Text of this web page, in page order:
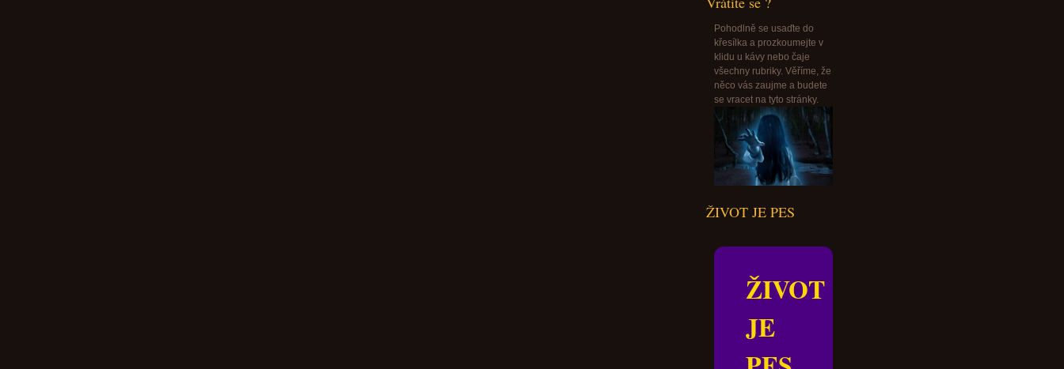
Pohodlně se usaďte do
křesílka a prozkoumejte v
klidu u kávy nebo čaje
všechny rubriky. Věříme, že
něco vás zaujme a budete
se vracet na tyto stránky.
ŽIVOT JE PES
ŽIVOT
JE